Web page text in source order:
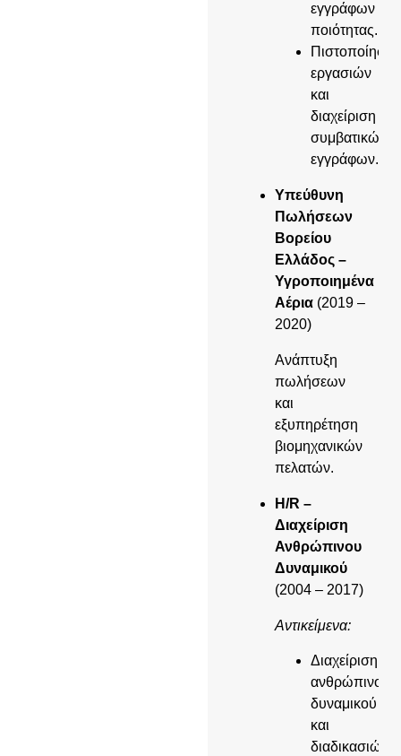
εγγράφων
ποιότητας.
Πιστοποίηση
εργασιών
και
διαχείριση
συμβατικών
εγγράφων.
Υπεύθυνη
Πωλήσεων
Βορείου
Ελλάδος –
Υγροποιημένα
Αέρια(2019 –
2020)
Ανάπτυξη
πωλήσεων
και
εξυπηρέτηση
βιομηχανικών
πελατών.
H/R –
Διαχείριση
Ανθρώπινου
Δυναμικού
(2004 – 2017)
Αντικείμενα:
Διαχείριση
ανθρώπινου
δυναμικού
και
διαδικασιών